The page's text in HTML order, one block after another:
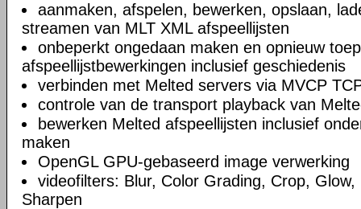
aanmaken, afspelen, bewerken, opslaan,
streamen van MLT XML afspeellijsten
onbeperkt ongedaan maken en opnieuw
afspeellijstbewerkingen inclusief geschiedenis
verbinden met Melted servers via MVCP
controle van de transport playback van
bewerken Melted afspeellijsten inclusief
maken
OpenGL GPU-gebaseerd image verwerking
videofilters: Blur, Color Grading, Crop,
Sharpen